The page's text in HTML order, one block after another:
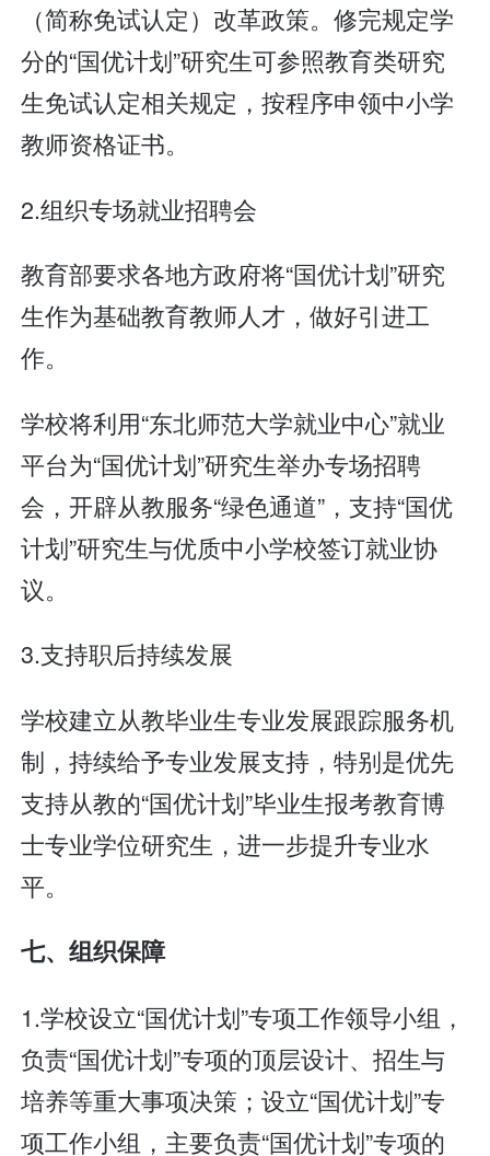
（简称免试认定）改革政策。修完规定学
分的“国优计划”研究生可参照教育类研究
生免试认定相关规定，按程序申领中小学
教师资格证书。
2.组织专场就业招聘会
教育部要求各地方政府将“国优计划”研究
生作为基础教育教师人才，做好引进工
作。
学校将利用“东北师范大学就业中心”就业
平台为“国优计划”研究生举办专场招聘
会，开辟从教服务“绿色通道”，支持“国优
计划”研究生与优质中小学校签订就业协
议。
3.支持职后持续发展
学校建立从教毕业生专业发展跟踪服务机
制，持续给予专业发展支持，特别是优先
支持从教的“国优计划”毕业生报考教育博
士专业学位研究生，进一步提升专业水
平。
七、组织保障
1.学校设立“国优计划”专项工作领导小组，
负责“国优计划”专项的顶层设计、招生与
培养等重大事项决策；设立“国优计划”专
项工作小组，主要负责“国优计划”专项的